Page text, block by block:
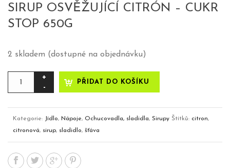
SIRUP OSVĚŽUJÍCÍ CITRÓN – CUKR
STOP 650G
2 skladem (dostupné na objednávku)
PŘIDAT DO KOŠÍKU
Kategorie: Jídlo, Nápoje, Ochucovadla, sladidla, Sirupy Štítků: citron,
citronová, sirup, sladidlo, šťáva